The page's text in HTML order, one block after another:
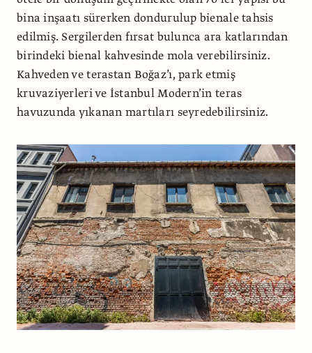
bina inşaatı sürerken dondurulup bienale tahsis
edilmiş. Sergilerden fırsat bulunca ara katlarından
birindeki bienal kahvesinde mola verebilirsiniz.
Kahveden ve terastan Boğaz’ı, park etmiş
kruvaziyerleri ve İstanbul Modern’in teras
havuzunda yıkanan martıları seyredebilirsiniz.